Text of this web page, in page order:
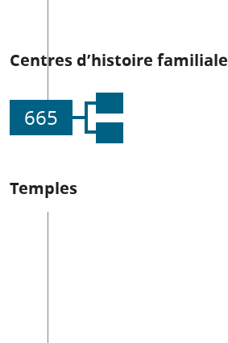
Centres d’histoire familiale
665
Temples